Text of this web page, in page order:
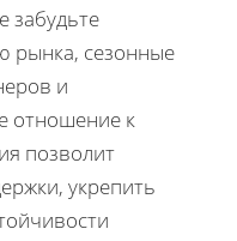
забудьте
рынка, сезонные
и
отношение к
позволит
укрепить